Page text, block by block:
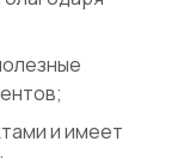
и имеет